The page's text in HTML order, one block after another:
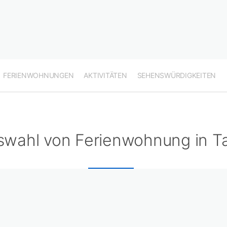
FERIENWOHNUNGEN AKTIVITÄTEN SEHENSWÜRDIGKEITEN
von Ferienwohnung in